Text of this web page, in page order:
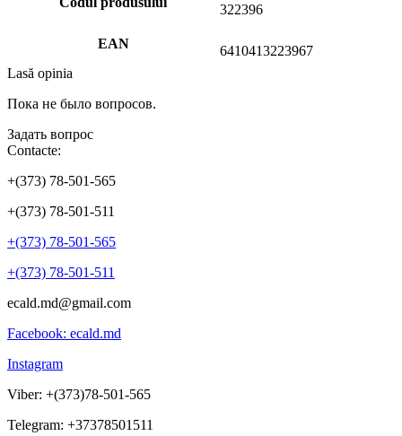
322396
EAN
6410413223967
Lasă opinia
Пока не было вопросов.
Задать вопрос
Contacte:
+(373) 78-501-565
+(373) 78-501-511
+(373) 78-501-565
+(373) 78-501-511
ecald.md@gmail.com
Facebook: ecald.md
Instagram
Viber: +(373)78-501-565
Telegram: +37378501511